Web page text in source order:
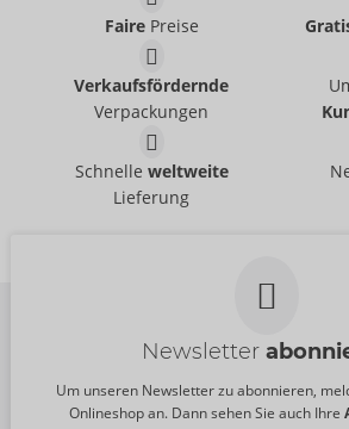
Cottelli PARTY- ORION Brand
22606971021
Cottelli
FairePreise
Verkaufsfördernde
Verpackungen
Schnelle weltweite
Lieferung
Newsletter
Um unseren Newsletter zu abonnieren,
Onlineshop an. Dann sehen Sie auch Ihre